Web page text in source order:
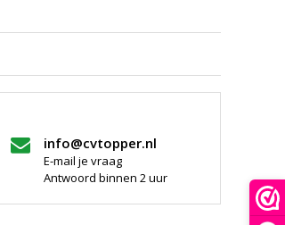
info@cvtopper.nl
E-mail je vraag
Antwoord binnen 2 uur